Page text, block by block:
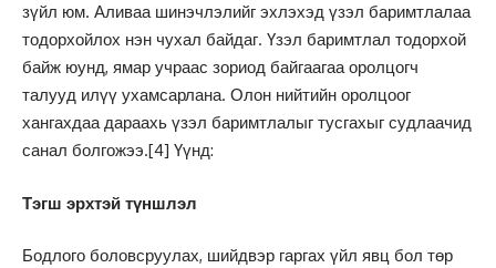
зүйл юм. Аливаа шинэчлэлийг эхлэхэд үзэл баримтлалаа
тодорхойлох нэн чухал байдаг. Үзэл баримтлал тодорхой
байж юунд, ямар учраас зориод байгаагаа оролцогч
талууд илүү ухамсарлана. Олон нийтийн оролцоог
хангахдаа дараахь үзэл баримтлалыг тусгахыг судлаачид
санал болгожээ.[4] Үүнд:
Тэгш эрхтэй түншлэл
Бодлого боловсруулах, шийдвэр гаргах үйл явц бол төр